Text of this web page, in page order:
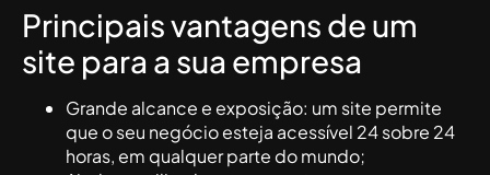
Principais vantagens de um
site para a sua empresa
Grande alcance e exposição: um site permite
que o seu negócio esteja acessível 24 sobre 24
horas, em qualquer parte do mundo;